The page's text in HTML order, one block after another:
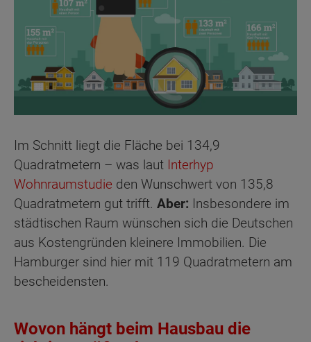
Im Schnitt liegt die Fläche bei 134,9
Quadratmetern – was laut Interhyp
Wohnraumstudie den Wunschwert von 135,8
Quadratmetern gut trifft. Aber: Insbesondere im
städtischen Raum wünschen sich die Deutschen
aus Kostengründen kleinere Immobilien. Die
Hamburger sind hier mit 119 Quadratmetern am
bescheidensten.
Wovon hängt beim Hausbau die